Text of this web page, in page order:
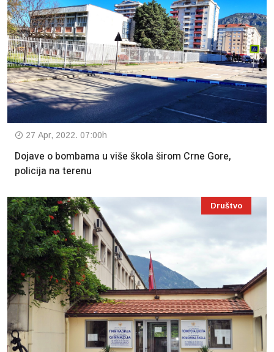
27 Apr, 2022. 07:00h
Dojave o bombama u više škola širom Crne Gore,
policija na terenu
Društvo